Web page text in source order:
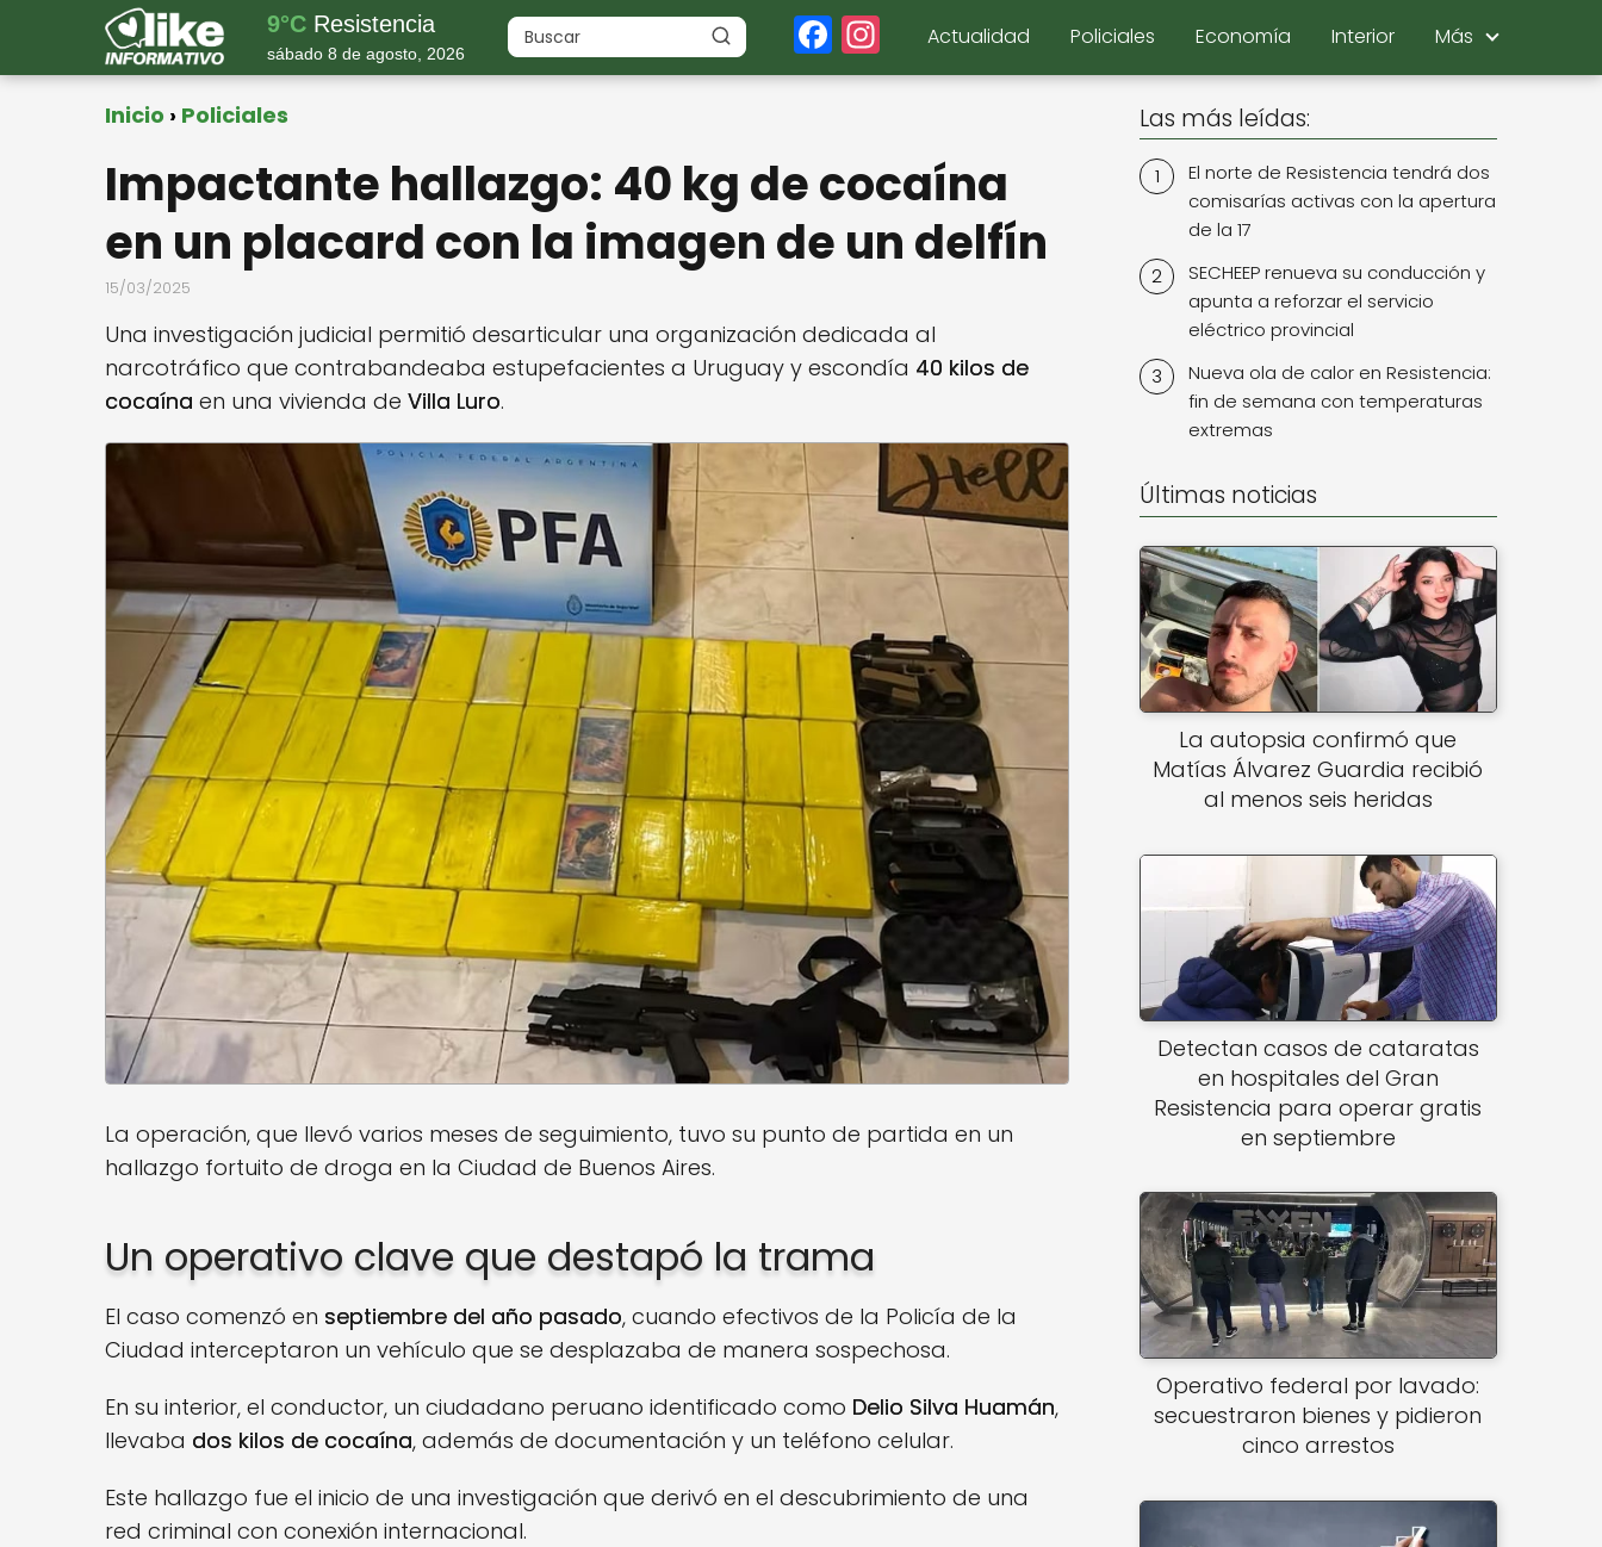
9°C Resistencia
sábado 8 de agosto, 2026 F
a
b
o
o
st
r
a
m
Actualidad Policiales Economía Interior Más
Inicio Policiales
Impactante hallazgo: 40 kg de cocaína
en un placard con la imagen de un delfín
15/03/2025
Una investigación judicial permitió desarticular una organización dedicada al
narcotráfico que contrabandeaba estupefacientes a Uruguay y escondía 40 kilos de
cocaína en una vivienda de Villa Luro.
La operación, que llevó varios meses de seguimiento, tuvo su punto de partida en un
hallazgo fortuito de droga en la Ciudad de Buenos Aires.
Un operativo clave que destapó la trama
El caso comenzó en septiembre del año pasado, cuando efectivos de la Policía de la
Ciudad interceptaron un vehículo que se desplazaba de manera sospechosa.
En su interior, el conductor, un ciudadano peruano identificado como Delio Silva Huamán,
llevaba dos kilos de cocaína, además de documentación y un teléfono celular.
Este hallazgo fue el inicio de una investigación que derivó en el descubrimiento de una
red criminal con conexión internacional.
Las más leídas:
El norte de Resistencia tendrá dos
comisarías activas con la apertura
de la 17
SECHEEP renueva su conducción y
apunta a reforzar el servicio
eléctrico provincial
Nueva ola de calor en Resistencia:
fin de semana con temperaturas
extremas
Últimas noticias
La autopsia confirmó que
Matías Álvarez Guardia recibió
al menos seis heridas
Detectan casos de cataratas
en hospitales del Gran
Resistencia para operar gratis
en septiembre
Operativo federal por lavado:
secuestraron bienes y pidieron
cinco arrestos